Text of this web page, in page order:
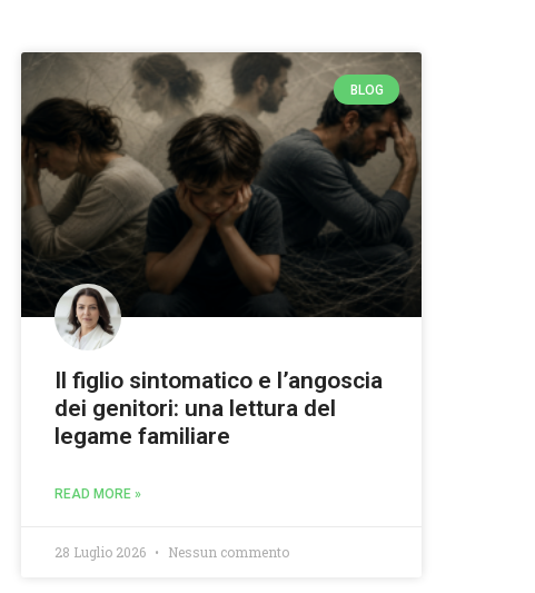
BLOG
Il figlio sintomatico e l’angoscia
dei genitori: una lettura del
legame familiare
READ MORE »
28 Luglio 2026 Nessun commento